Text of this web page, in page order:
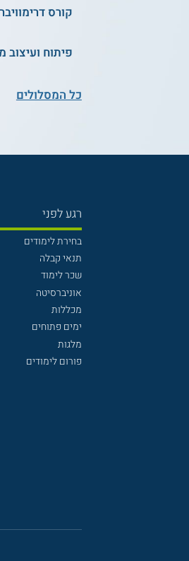
קורס דרימוויבר
פיתוח
כל המסלולים
רגע לפני
בחירת לימודים
תנאי קבלה
שכר לימוד
אוניברסיטה
מכללות
ימים פתוחים
מלגות
פורום לימודים